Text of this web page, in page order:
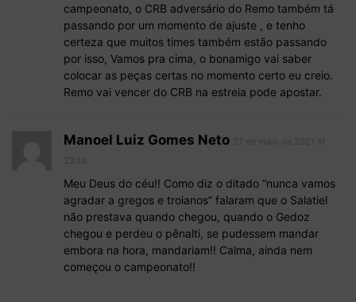
campeonato, o CRB adversário do Remo também tá
passando por um momento de ajuste , e tenho
certeza que muitos times também estão passando
por isso, Vamos pra cima, o bonamigo vai saber
colocar as peças certas no momento certo eu creio.
Remo vai vencer do CRB na estreia pode apostar.
Manoel Luiz Gomes Neto
Meu Deus do céu!! Como diz o ditado “nunca vamos
agradar a gregos e troianos” falaram que o Salatiel
não prestava quando chegou, quando o Gedoz
chegou e perdeu o pênalti, se pudessem mandar
embora na hora, mandariam!! Calma, ainda nem
começou o campeonato!!